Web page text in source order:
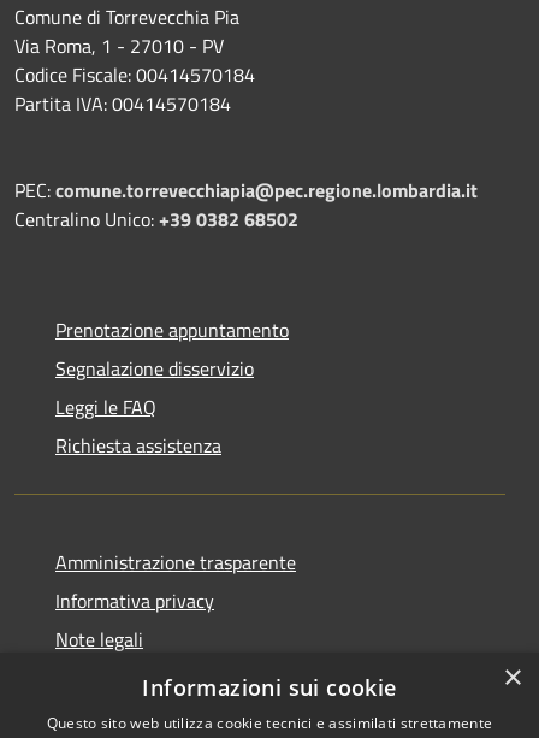
Comune di Torrevecchia Pia
Via Roma, 1 - 27010 - PV
Codice Fiscale: 00414570184
Partita IVA: 00414570184
PEC:comune.torrevecchiapia@pec.regione.lombardia.it
Centralino Unico:+39 0382 68502
Prenotazione appuntamento
Segnalazione disservizio
Leggi le FAQ
Richiesta assistenza
Amministrazione trasparente
Informativa privacy
Note legali
Dichiarazione di accessibilità
×
Informazioni sui cookie
Questo sito web utilizza cookie tecnici e assimilati strettamente